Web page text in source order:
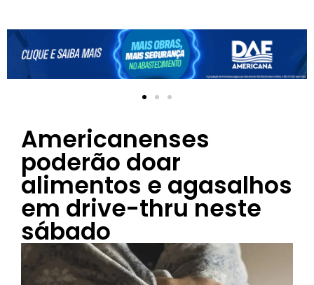
Americanenses
poderão doar
alimentos e agasalhos
em drive-thru neste
sábado